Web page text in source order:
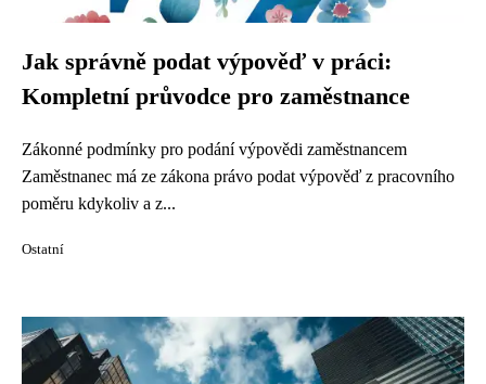
Jak správně podat výpověď v práci:
Kompletní průvodce pro zaměstnance
Zákonné podmínky pro podání výpovědi zaměstnancem
Zaměstnanec má ze zákona právo podat výpověď z pracovního
poměru kdykoliv a z...
Ostatní